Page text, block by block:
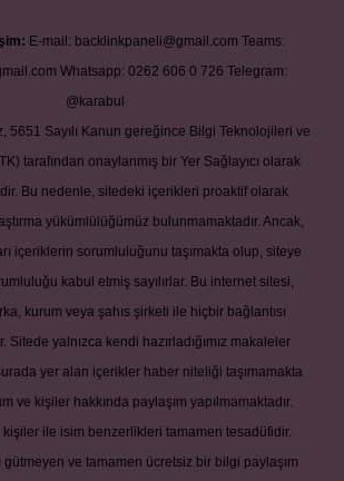
E-mail: backlinkpaneli@gmail.com Teams:
Whatsapp: 0262 606 0 726 Telegram:
@karabul
5651 Sayılı Kanun gereğince Bilgi Teknolojileri ve
tarafından onaylanmış bir Yer Sağlayıcı olarak
Bu nedenle, sitedeki içerikleri proaktif olarak
yükümlülüğümüz bulunmamaktadır. Ancak,
içeriklerin sorumluluğunu taşımakta olup, siteye
kabul etmiş sayılırlar. Bu internet sitesi,
kurum veya şahıs şirketi ile hiçbir bağlantısı
Sitede yalnızca kendi hazırladığımız makaleler
yer alan içerikler haber niteliği taşımamakta
ve kişiler hakkında paylaşım yapılmamaktadır.
ile isim benzerlikleri tamamen tesadüfidir.
gütmeyen ve tamamen ücretsiz bir bilgi paylaşım